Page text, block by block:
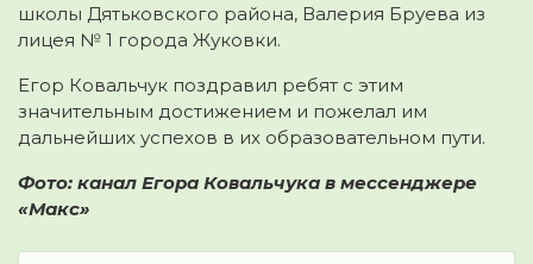
школы Дятьковского района, Валерия Бруева из
лицея № 1 города Жуковки.
Егор Ковальчук поздравил ребят с этим
значительным достижением и пожелал им
дальнейших успехов в их образовательном пути.
Фото: канал Егора Ковальчука в мессенджере
«Макс»